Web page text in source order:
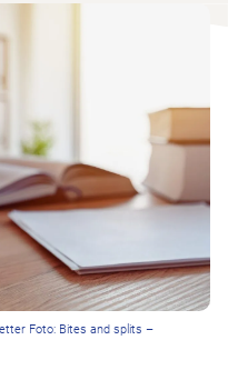
Foto: Bites and splits –